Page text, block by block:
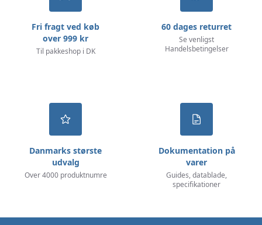
Fri fragt ved køb
over 999 kr
Til pakkeshop i DK
60 dages returret
Se venligst
Handelsbetingelser
Danmarks største
udvalg
Over 4000 produktnumre
Dokumentation på
varer
Guides, datablade,
specifikationer